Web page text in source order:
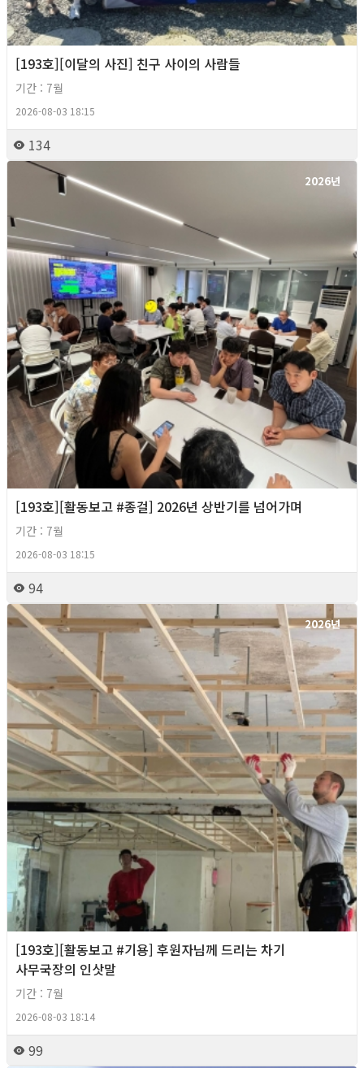
[193호][이달의 사진] 친구 사이의 사람들
기간 : 7월
2026-08-03 18:15
134
2026년
[193호][활동보고 #종걸] 2026년 상반기를 넘어가며
기간 : 7월
2026-08-03 18:15
94
2026년
[193호][활동보고 #기용] 후원자님께 드리는 차기
사무국장의 인삿말
기간 : 7월
2026-08-03 18:14
99